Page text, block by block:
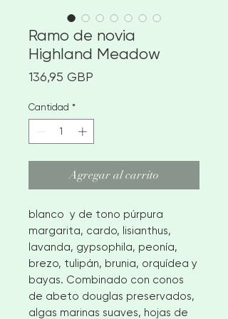
Ramo de novia
Highland Meadow
136,95 GBP
Cantidad *
Agregar al carrito
blanco y de tono púrpura
margarita, cardo, lisianthus,
lavanda, gypsophila, peonía,
brezo, tulipán, brunia, orquídea y
bayas. Combinado con conos
de abeto douglas preservados,
algas marinas suaves, hojas de